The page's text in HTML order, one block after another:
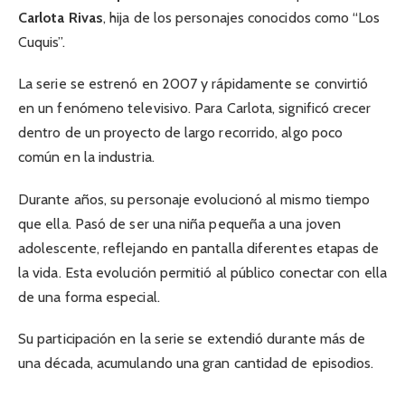
Carlota Rivas, hija de los personajes conocidos como “Los
Cuquis”.
La serie se estrenó en 2007 y rápidamente se convirtió
en un fenómeno televisivo. Para Carlota, significó crecer
dentro de un proyecto de largo recorrido, algo poco
común en la industria.
Durante años, su personaje evolucionó al mismo tiempo
que ella. Pasó de ser una niña pequeña a una joven
adolescente, reflejando en pantalla diferentes etapas de
la vida. Esta evolución permitió al público conectar con ella
de una forma especial.
Su participación en la serie se extendió durante más de
una década, acumulando una gran cantidad de episodios.